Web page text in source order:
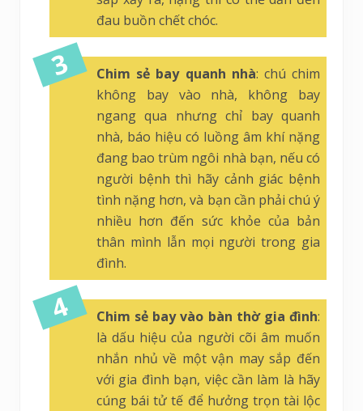
đau buồn chết chóc.
Chim sẻ bay quanh nhà: chú chim
không bay vào nhà, không bay
ngang qua nhưng chỉ bay quanh
nhà, báo hiệu có luồng âm khí nặng
đang bao trùm ngôi nhà bạn, nếu có
người bệnh thì hãy cảnh giác bệnh
tình nặng hơn, và bạn cần phải chú ý
nhiều hơn đến sức khỏe của bản
thân mình lẫn mọi người trong gia
đình.
Chim sẻ bay vào bàn thờ gia đình:
là dấu hiệu của người cõi âm muốn
nhắn nhủ về một vận may sắp đến
với gia đình bạn, việc cần làm là hãy
cúng bái tử tế để hưởng trọn tài lộc